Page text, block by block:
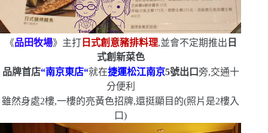
《品田牧場》主打日式創意豬排料理,並會不定期推出 日
式創新菜色
品牌首店“南京東店“就在捷運松江南京5號出口旁,交通十
分便利
雖然身處2樓,一樓的亮黃色招牌,還挺顯目的(照片是2樓入
口)